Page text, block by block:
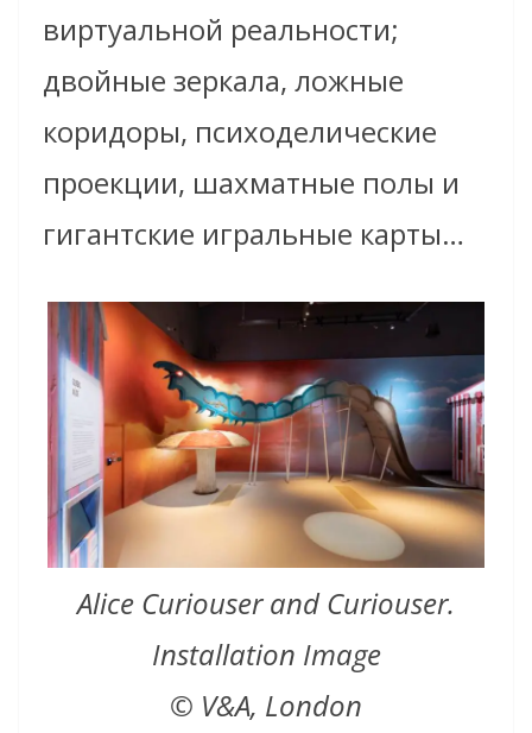
виртуальной реальности;
двойные зеркала, ложные
коридоры, психоделические
проекции, шахматные полы и
гигантские игральные карты…
Alice Curiouser and Curiouser.
Installation Image
© V&A, London